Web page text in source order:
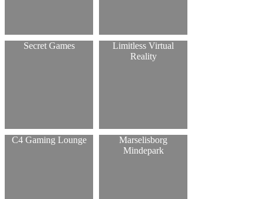
Secret Games
Limitless Virtual
Reality
C4 Gaming Lounge
Marselisborg
Mindepark